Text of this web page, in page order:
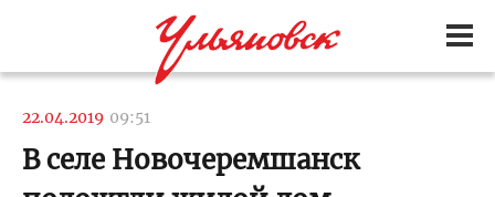
22.04.2019 09:51
В селе Новочеремшанск